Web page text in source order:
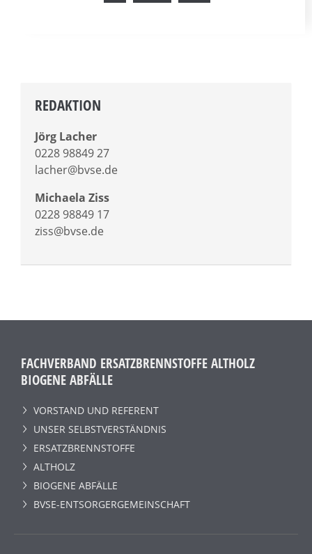
REDAKTION
Jörg Lacher
0228 98849 27
lacher@bvse.de
Michaela Ziss
0228 98849 17
ziss@bvse.de
FACHVERBAND ERSATZBRENNSTOFFE ALTHOLZ
BIOGENE ABFÄLLE
VORSTAND UND REFERENT
UNSER SELBSTVERSTÄNDNIS
ERSATZBRENNSTOFFE
ALTHOLZ
BIOGENE ABFÄLLE
BVSE-ENTSORGERGEMEINSCHAFT